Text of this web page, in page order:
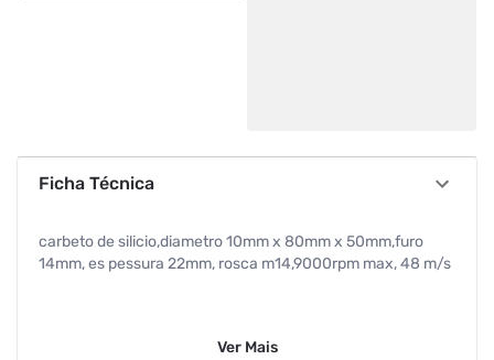
Ficha Técnica
carbeto de silicio,diametro 10mm x 80mm x 50mm,furo
14mm, es pessura 22mm, rosca m14,9000rpm max, 48 m/s
Ver Mais